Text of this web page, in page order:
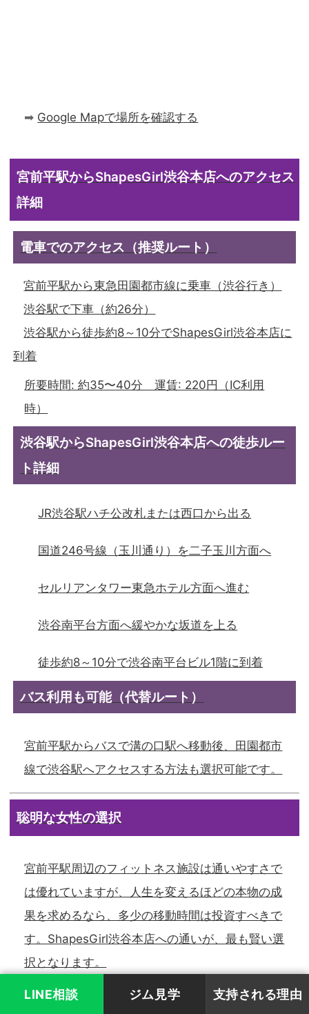
➡︎ Google Mapで場所を確認する
宮前平駅からShapesGirl渋谷本店へのアクセス
詳細
電車でのアクセス（推奨ルート）
宮前平駅から東急田園都市線に乗車（渋谷行き）
渋谷駅で下車（約26分）
渋谷駅から徒歩約8～10分でShapesGirl渋谷本店に
到着
所要時間: 約35〜40分 運賃: 220円（IC利用
時）
渋谷駅からShapesGirl渋谷本店への徒歩ルー
ト詳細
JR渋谷駅ハチ公改札または西口から出る
国道246号線（玉川通り）を二子玉川方面へ
セルリアンタワー東急ホテル方面へ進む
渋谷南平台方面へ緩やかな坂道を上る
徒歩約8～10分で渋谷南平台ビル1階に到着
バス利用も可能（代替ルート）
宮前平駅からバスで溝の口駅へ移動後、田園都市
線で渋谷駅へアクセスする方法も選択可能です。
聡明な女性の選択
宮前平駅周辺のフィットネス施設は通いやすさで
は優れていますが、人生を変えるほどの本物の成
果を求めるなら、多少の移動時間は投資すべきで
す。ShapesGirl渋谷本店への通いが、最も賢い選
択となります。
LINE相談 ジム見学 支持される理由